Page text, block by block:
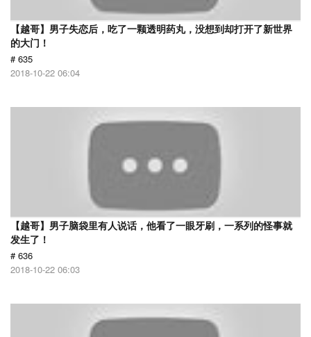
【越哥】男子失恋后，吃了一颗透明药丸，没想到却打开了新世界
的大门！
# 635
2018-10-22 06:04
【越哥】男子脑袋里有人说话，他看了一眼牙刷，一系列的怪事就
发生了！
# 636
2018-10-22 06:03